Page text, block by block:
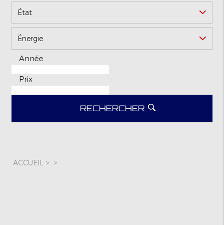
Année
Prix
RECHERCHER
ACCUEIL > >